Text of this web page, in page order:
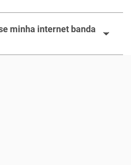
minha internet banda